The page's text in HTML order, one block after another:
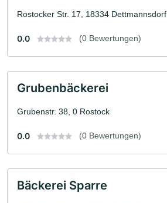
Rostocker Str. 17, 18334 Dettmannsdorf
0.0 (0 Bewertungen)
Grubenbäckerei
Grubenstr. 38, 0 Rostock
0.0 (0 Bewertungen)
Bäckerei Sparre